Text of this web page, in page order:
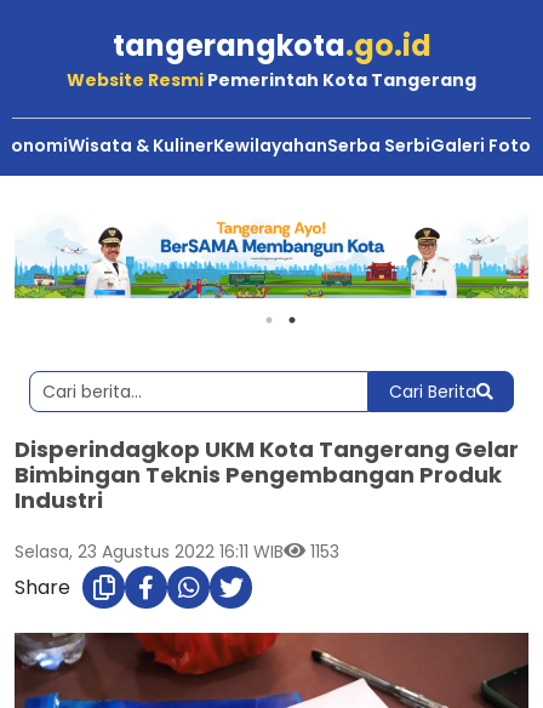
tangerangkota.go.id
Website Resmi Pemerintah Kota Tangerang
Wisata & KulinerKewilayahanSerba SerbiGaleri Foto
Cari Berita
Disperindagkop UKM Kota Tangerang Gelar
Bimbingan Teknis Pengembangan Produk
Industri
Selasa, 23 Agustus 2022 16:11 WIB 1153
Share